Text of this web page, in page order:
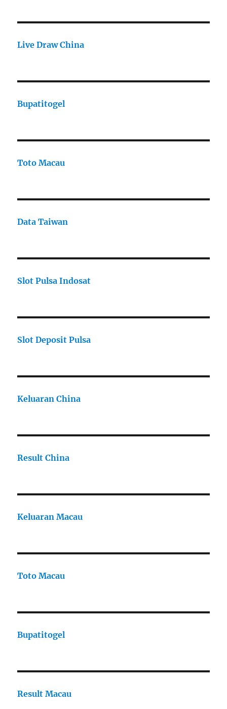
Live Draw China
Bupatitogel
Toto Macau
Data Taiwan
Slot Pulsa Indosat
Slot Deposit Pulsa
Keluaran China
Result China
Keluaran Macau
Toto Macau
Bupatitogel
Result Macau